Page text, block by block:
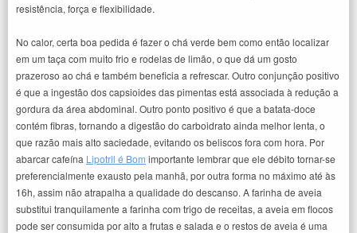
resistência, força e flexibilidade.
No calor, certa boa pedida é fazer o chá verde bem como então localizar
em um taça com muito frio e rodelas de limão, o que dá um gosto
prazeroso ao chá e também beneficia a refrescar. Outro conjunção positivo
é que a ingestão dos capsioides das pimentas está associada à redução a
gordura da área abdominal. Outro ponto positivo é que a batata-doce
contém fibras, tornando a digestão do carboidrato ainda melhor lenta, o
que razão mais alto saciedade, evitando os beliscos fora com hora. Por
abarcar cafeína Lipotril é Bom importante lembrar que ele débito tornar-se
preferencialmente exausto pela manhã, por outra forma no máximo até às
16h, assim não atrapalha a qualidade do descanso. A farinha de aveia
substitui tranquilamente a farinha com trigo de receitas, a aveia em flocos
pode ser consumida por alto a frutas e salada e o restos de aveia é uma